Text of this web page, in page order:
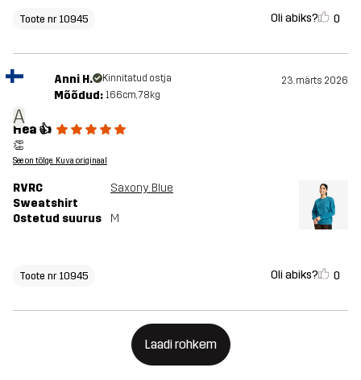
Toote nr 10945 Oli abiks? 0
A
Anni H. Kinnitatud ostja 23. märts 2026
Mõõdud: 166cm, 78kg
Hea 👍
👏
See on tõlge. Kuva originaal
RVRC
Sweatshirt
Saxony Blue
Ostetud suurus M
Toote nr 10945 Oli abiks? 0
Laadi rohkem